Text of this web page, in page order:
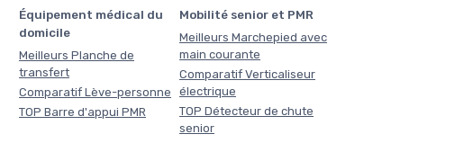
Équipement médical du
domicile
Meilleurs Planche de
transfert
Comparatif Lève-personne
TOP Barre d'appui PMR
Mobilité senior et PMR
Meilleurs Marchepied avec
main courante
Comparatif Verticaliseur
électrique
TOP Détecteur de chute
senior